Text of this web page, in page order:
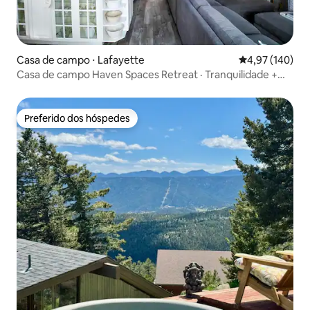
Casa de campo ⋅ Lafayette 4,97 de uma
4,97 (140)
Casa de campo Haven Spaces Retreat · Tranquilidade +
Preferido dos hóspedes
Preferido dos hóspedes